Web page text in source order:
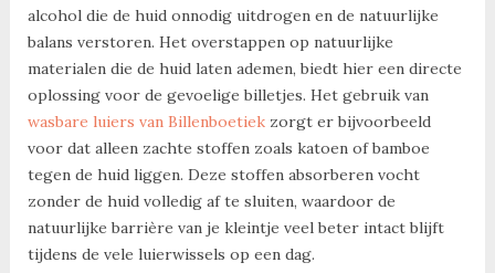
alcohol die de huid onnodig uitdrogen en de natuurlijke
balans verstoren. Het overstappen op natuurlijke
materialen die de huid laten ademen, biedt hier een directe
oplossing voor de gevoelige billetjes. Het gebruik van
wasbare luiers van Billenboetiekzorgt er bijvoorbeeld
voor dat alleen zachte stoffen zoals katoen of bamboe
tegen de huid liggen. Deze stoffen absorberen vocht
zonder de huid volledig af te sluiten, waardoor de
natuurlijke barrière van je kleintje veel beter intact blijft
tijdens de vele luierwissels op een dag.